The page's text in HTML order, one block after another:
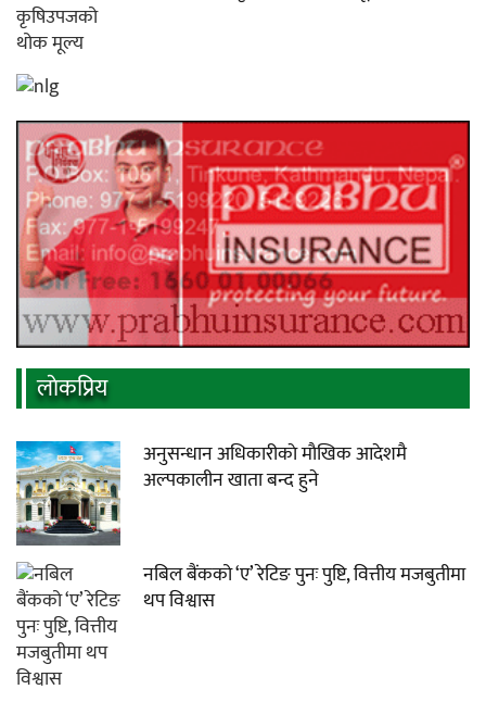
लाेकप्रिय
अनुसन्धान अधिकारीकाे माैखिक आदेशमै
अल्पकालीन खाता बन्द हुने
नबिल बैंकको ‘ए’ रेटिङ पुनः पुष्टि, वित्तीय मजबुतीमा
थप विश्वास